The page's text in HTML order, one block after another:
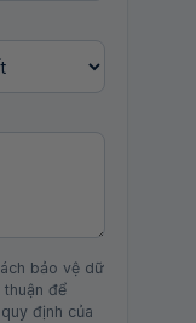
bảo vệ dữ
thuận để
định của